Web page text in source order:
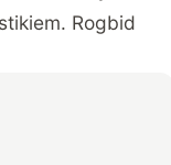
Rogbid